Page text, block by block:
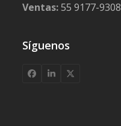
Ventas:55 9177-9308
Síguenos
Facebook
LinkedIn
X